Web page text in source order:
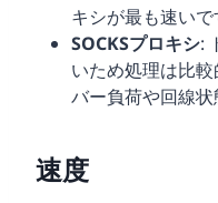
キシが最も速いで
SOCKSプロキシ:
いため処理は比
バー負荷や回線状
速度